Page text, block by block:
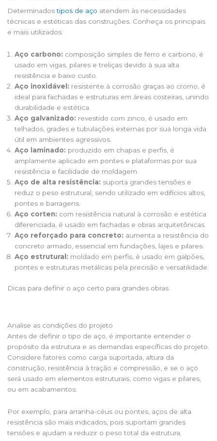
Determinadostipos de aço atendem às necessidades
técnicas e estéticas das construções. Conheça os principais
e mais utilizados:
Aço carbono: composição simples de ferro e carbono, é
usado em vigas, pilares e treliças devido à sua alta
resistência e baixo custo.
Aço inoxidável: resistente à corrosão graças ao cromo, é
ideal para fachadas e estruturas em áreas costeiras, unindo
durabilidade e estética.
Aço galvanizado: revestido com zinco, é usado em
telhados, grades e tubulações externas por sua longa vida
útil em ambientes agressivos.
Aço laminado: produzido em chapas e perfis, é
amplamente aplicado em pontes e plataformas por sua
resistência e facilidade de moldagem.
Aço de alta resistência: suporta grandes tensões e
reduz o peso estrutural, sendo utilizado em edifícios altos,
pontes e barragens.
Aço corten: com resistência natural à corrosão e estética
diferenciada, é usado em fachadas e obras arquitetônicas.
Aço reforçado para concreto: aumenta a resistência do
concreto armado, essencial em fundações, lajes e pilares.
Aço estrutural: moldado em perfis, é usado em galpões,
pontes e estruturas metálicas pela precisão e versatilidade.
Dicas para definir o aço certo para grandes obras
Analise as condições do projeto
Antes de definir o tipo de aço, é importante entender o
propósito da estrutura e as demandas específicas do projeto.
Considere fatores como carga suportada, altura da
construção, resistência à tração e compressão, e se o aço
será usado em elementos estruturais, como vigas e pilares,
ou em acabamentos.
Por exemplo, para arranha-céus ou pontes, aços de alta
resistência são mais indicados, pois suportam grandes
tensões e ajudam a reduzir o peso total da estrutura.